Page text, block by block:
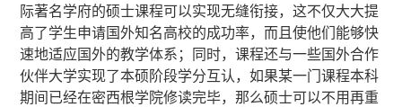
际著名学府的硕士课程可以实现无缝衔接，这不仅大大提
高了学生申请国外知名高校的成功率，而且使他们能够快
速地适应国外的教学体系；同时，课程还与一些国外合作
伙伴大学实现了本硕阶段学分互认，如果某一门课程本科
期间已经在密西根学院修读完毕，那么硕士可以不用再重